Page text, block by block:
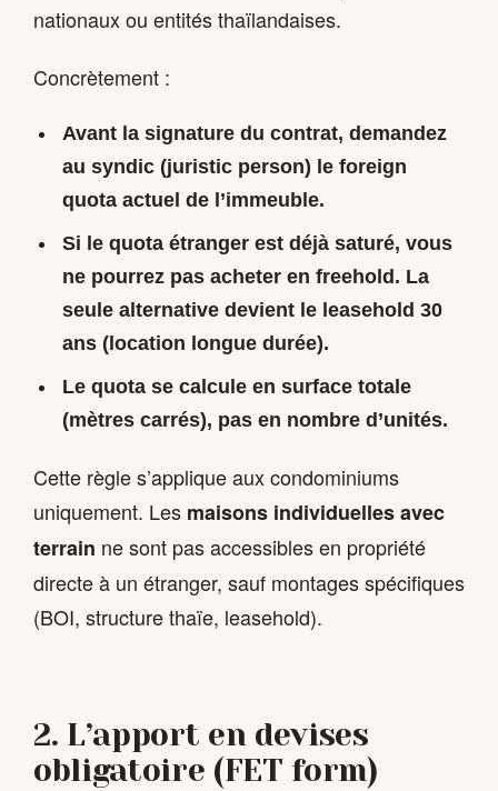
nationaux ou entités thaïlandaises.
Concrètement :
Avant la signature du contrat, demandez
au syndic (juristic person) le foreign
quota actuel de l’immeuble.
Si le quota étranger est déjà saturé, vous
ne pourrez pas acheter en freehold. La
seule alternative devient le leasehold 30
ans(location longue durée).
Le quota se calcule en surface totale
(mètres carrés), pas en nombre d’unités.
Cette règle s’applique aux condominiums
uniquement. Les maisons individuelles avec
terrain ne sont pas accessibles en propriété
directe à un étranger, sauf montages spécifiques
(BOI, structure thaïe, leasehold).
2. L’apport en devises
obligatoire (FET form)